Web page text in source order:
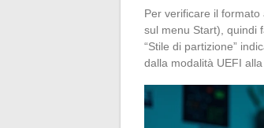
Per verificare il
sul menu Start), quindi
“Stile di partizione”
dalla modalità UEFI